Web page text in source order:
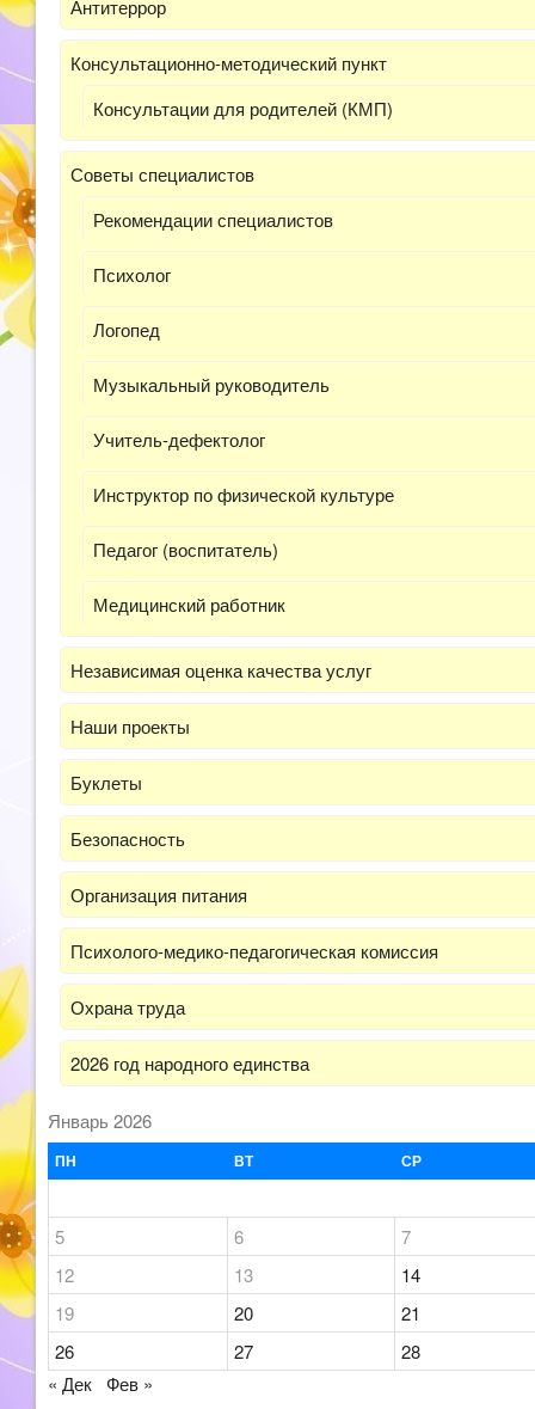
Антитеррор
Консультационно-методический пункт
Консультации для родителей (КМП)
Советы специалистов
Рекомендации специалистов
Психолог
Логопед
Музыкальный руководитель
Учитель-дефектолог
Инструктор по физической культуре
Педагог (воспитатель)
Медицинский работник
Независимая оценка качества услуг
Наши проекты
Буклеты
Безопасность
Организация питания
Психолого-медико-педагогическая комиссия
Охрана труда
2026 год народного единства
Январь 2026
ПН ВТ СР
5 6
7
12
13
14
19
20
21
26
27
28
« Дек Фев »